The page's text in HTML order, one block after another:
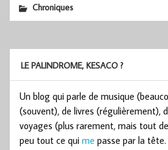
Chroniques
LE PALINDROME, KESACO ?
Un blog qui parle de musique
(souvent), de livres (régulièrement),
voyages (plus rarement, mais tout
peu tout ce qui me passe par la tête.